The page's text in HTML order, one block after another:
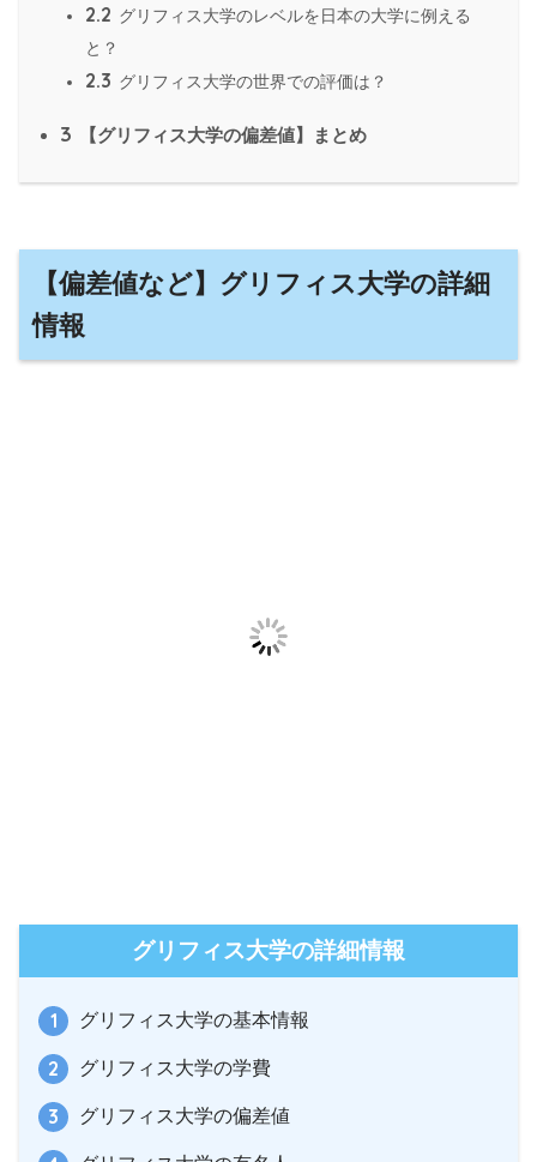
2.2 グリフィス大学のレベルを日本の大学に例える
と？
2.3 グリフィス大学の世界での評価は？
3 【グリフィス大学の偏差値】まとめ
【偏差値など】グリフィス大学の詳細
情報
グリフィス大学の詳細情報
グリフィス大学の基本情報
グリフィス大学の学費
グリフィス大学の偏差値